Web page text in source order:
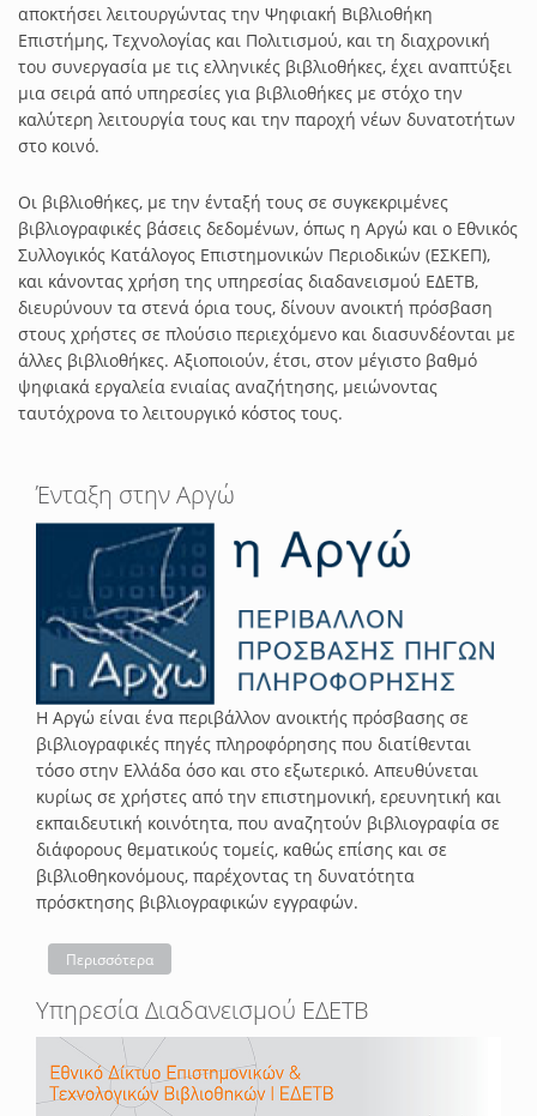
αποκτήσει λειτουργώντας την Ψηφιακή Βιβλιοθήκη
Επιστήμης, Τεχνολογίας και Πολιτισμού, και τη διαχρονική
του συνεργασία με τις ελληνικές βιβλιοθήκες, έχει αναπτύξει
μια σειρά από υπηρεσίες για βιβλιοθήκες με στόχο την
καλύτερη λειτουργία τους και την παροχή νέων δυνατοτήτων
στο κοινό.
Οι βιβλιοθήκες, με την ένταξή τους σε συγκεκριμένες
βιβλιογραφικές βάσεις δεδομένων, όπως η Αργώ και ο Εθνικός
Συλλογικός Κατάλογος Επιστημονικών Περιοδικών (ΕΣΚΕΠ),
και κάνοντας χρήση της υπηρεσίας διαδανεισμού ΕΔΕΤΒ,
διευρύνουν τα στενά όρια τους, δίνουν ανοικτή πρόσβαση
στους χρήστες σε πλούσιο περιεχόμενο και διασυνδέονται με
άλλες βιβλιοθήκες. Αξιοποιούν, έτσι, στον μέγιστο βαθμό
ψηφιακά εργαλεία ενιαίας αναζήτησης, μειώνοντας
ταυτόχρονα το λειτουργικό κόστος τους.
Ένταξη στην Αργώ
Η Αργώ είναι ένα περιβάλλον ανοικτής πρόσβασης σε
βιβλιογραφικές πηγές πληροφόρησης που διατίθενται
τόσο στην Ελλάδα όσο και στο εξωτερικό. Απευθύνεται
κυρίως σε χρήστες από την επιστημονική, ερευνητική και
εκπαιδευτική κοινότητα, που αναζητούν βιβλιογραφία σε
διάφορους θεματικούς τομείς, καθώς επίσης και σε
βιβλιοθηκονόμους, παρέχοντας τη δυνατότητα
πρόσκτησης βιβλιογραφικών εγγραφών.
Περισσότερα
Υπηρεσία Διαδανεισμού ΕΔΕΤΒ